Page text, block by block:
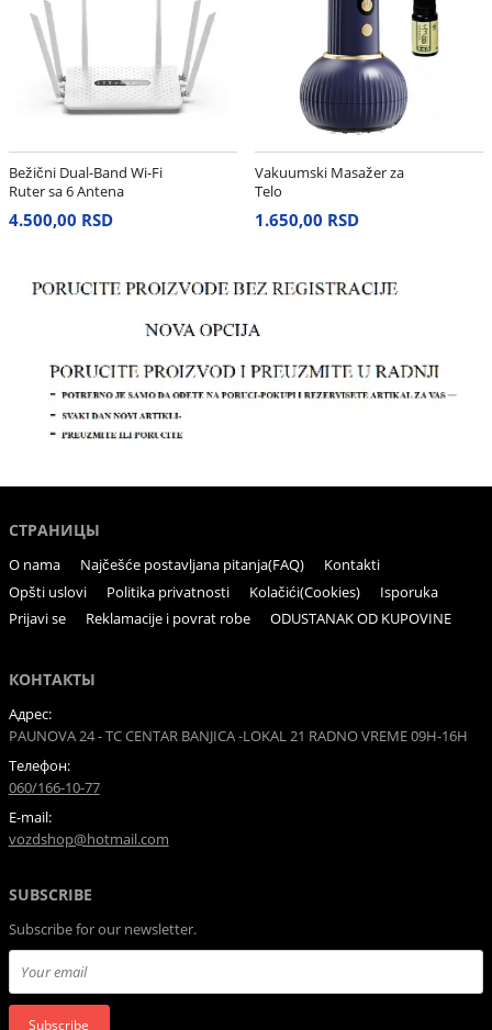
Bežični Dual-Band Wi-Fi
Ruter sa 6 Antena
4.500,00 RSD
Vakuumski Masažer za
Telo
1.650,00 RSD
СТРАНИЦЫ
O nama Najčešće postavljana pitanja(FAQ)
Kontakti
Opšti uslovi
Politika privatnosti Kolačići(Cookies)
Isporuka
Prijavi se
Reklamacije i povrat robe ODUSTANAK OD KUPOVINE
КОНТАКТЫ
Адрес:
PAUNOVA 24 - TC CENTAR BANJICA -LOKAL 21 RADNO VREME 09H-16H
Телефон:
060/166-10-77
E-mail:
vozdshop@hotmail.com
SUBSCRIBE
Subscribe for our newsletter.
Subscribe